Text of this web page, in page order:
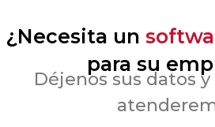
¿Necesita un
para su
Déjenos sus datos